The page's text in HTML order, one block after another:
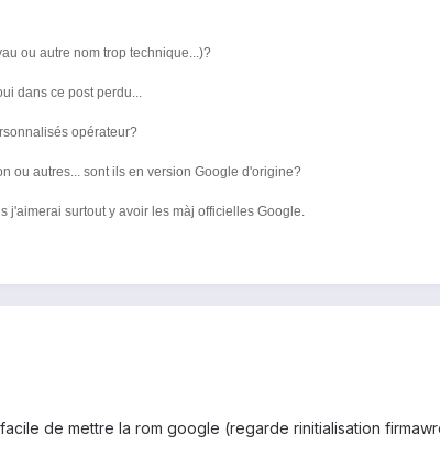
ou autre nom trop technique...)?
dans ce post perdu...
opérateur?
ou autres... sont ils en version Google d'origine?
j'aimerai surtout y avoir les màj officielles Google.
de mettre la rom google (regarde rinitialisation